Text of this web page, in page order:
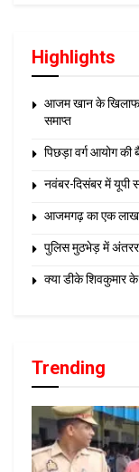
Highlights
आजम खान के खिलाफ
समाप्त
पिछड़ा वर्ग आयोग की
नवंबर-दिसंबर में यूपी
आजमगढ़ का एक लाख
पुलिस मुठभेड़ में
क्या डीके शिवकुमार
Trending